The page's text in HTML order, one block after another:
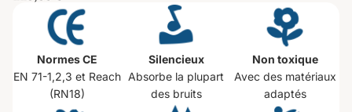
Normes CE
EN 71-1,2,3 et Reach
(RN18)
Silencieux
Absorbe la plupart
des bruits
Non toxique
Avec des matériaux
adaptés